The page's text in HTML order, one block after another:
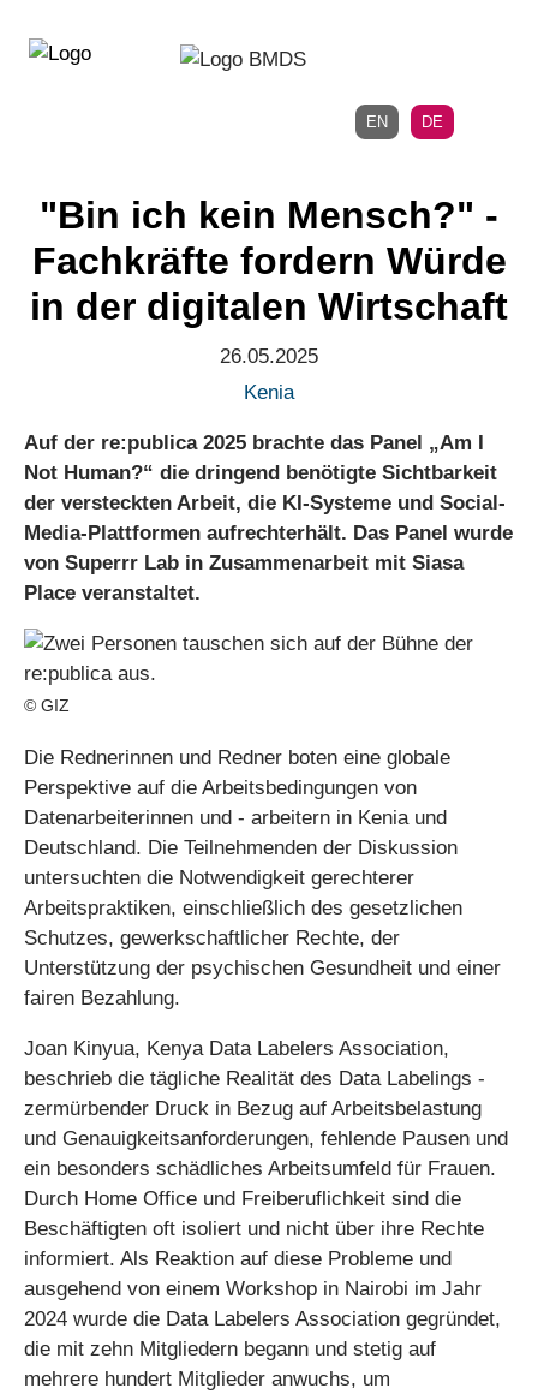
zum
EN DE
"Bin ich kein Mensch?" -
Fachkräfte fordern Würde
in der digitalen Wirtschaft
26.05.2025
Kenia
Auf der re:publica 2025 brachte das Panel „Am I
Not Human?“ die dringend benötigte Sichtbarkeit
der versteckten Arbeit, die KI-Systeme und Social-
Media-Plattformen aufrechterhält. Das Panel wurde
von Superrr Lab in Zusammenarbeit mit Siasa
Place veranstaltet.
© GIZ
Die Rednerinnen und Redner boten eine globale
Perspektive auf die Arbeitsbedingungen von
Datenarbeiterinnen und - arbeitern in Kenia und
Deutschland. Die Teilnehmenden der Diskussion
untersuchten die Notwendigkeit gerechterer
Arbeitspraktiken, einschließlich des gesetzlichen
Schutzes, gewerkschaftlicher Rechte, der
Unterstützung der psychischen Gesundheit und einer
fairen Bezahlung.
Joan Kinyua, Kenya Data Labelers Association,
beschrieb die tägliche Realität des Data Labelings -
zermürbender Druck in Bezug auf Arbeitsbelastung
und Genauigkeitsanforderungen, fehlende Pausen und
ein besonders schädliches Arbeitsumfeld für Frauen.
Durch Home Office und Freiberuflichkeit sind die
Beschäftigten oft isoliert und nicht über ihre Rechte
informiert. Als Reaktion auf diese Probleme und
ausgehend von einem Workshop in Nairobi im Jahr
2024 wurde die Data Labelers Association gegründet,
die mit zehn Mitgliedern begann und stetig auf
mehrere hundert Mitglieder anwuchs, um